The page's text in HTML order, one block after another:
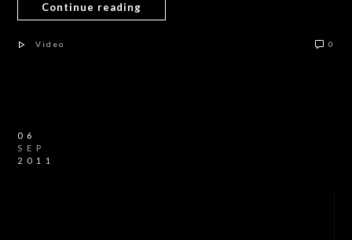
Continue reading
Video 0
06
SEP
2011